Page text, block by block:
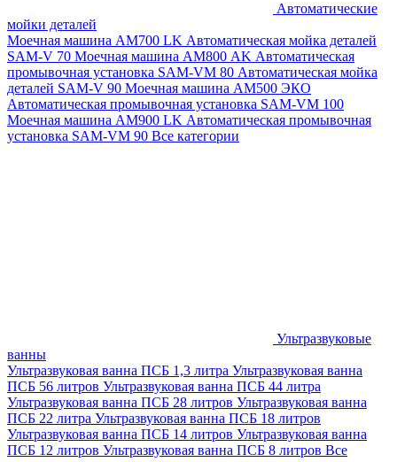
Автоматические
мойки деталей
Моечная машина AM700 LK Автоматическая мойка деталей
SAM-V 70 Моечная машина АМ800 AK Автоматическая
промывочная установка SAM-VM 80 Автоматическая мойка
деталей SAM-V 90 Моечная машина АМ500 ЭКО
Автоматическая промывочная установка SAM-VM 100
Моечная машина AM900 LK Автоматическая промывочная
установка SAM-VM 90 Все категории
Ультразвуковые
ванны
Ультразвуковая ванна ПСБ 1,3 литра Ультразвуковая ванна
ПСБ 56 литров Ультразвуковая ванна ПСБ 44 литра
Ультразвуковая ванна ПСБ 28 литров Ультразвуковая ванна
ПСБ 22 литра Ультразвуковая ванна ПСБ 18 литров
Ультразвуковая ванна ПСБ 14 литров Ультразвуковая ванна
ПСБ 12 литров Ультразвуковая ванна ПСБ 8 литров Все